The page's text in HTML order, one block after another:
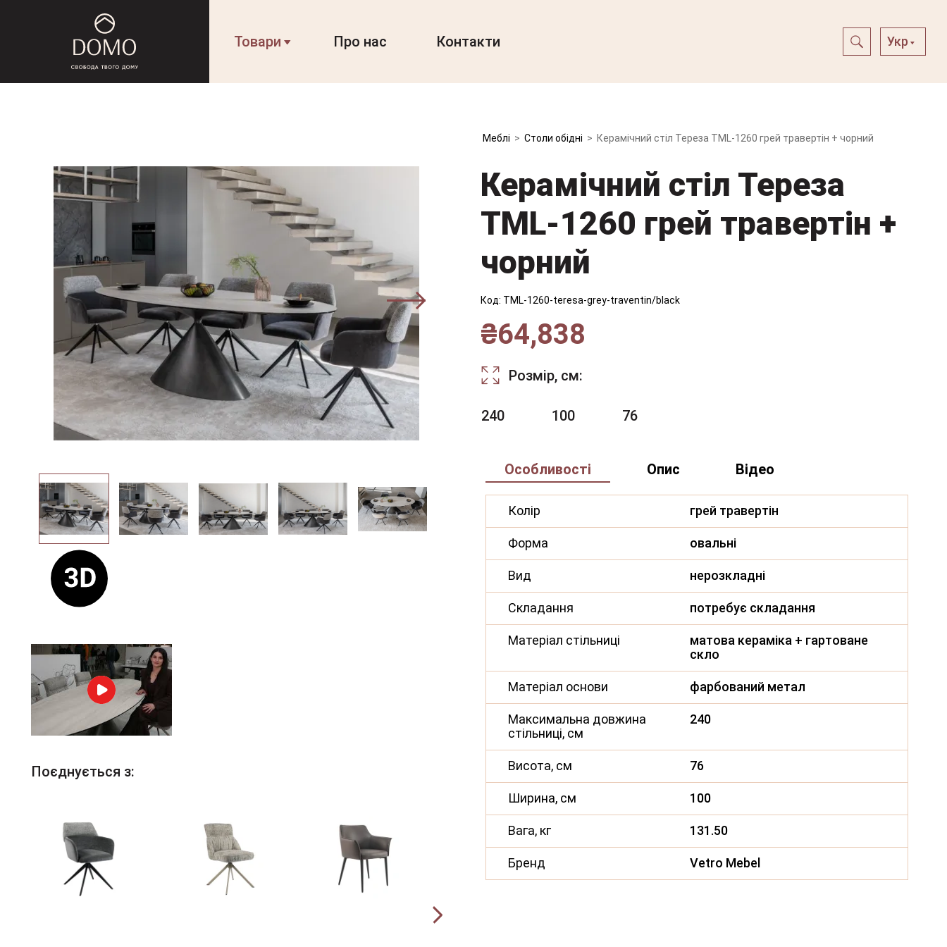
Товари Про нас Контакти Укр
Меблі > Столи обідні > Керамічний стіл Тереза TML-1260 грей травертін + чорний
Керамічний стіл Тереза
TML-1260 грей травертін +
чорний
Код: TML-1260-teresa-grey-traventin/black
₴64,838
Розмір, см:
240 100 76
Особливості Опис Відео
Колір грей травертін
Форма овальні
Вид нерозкладні
Складання потребує складання
Матеріал стільниці
матова кераміка + гартоване
скло
Матеріал основи фарбований метал
Максимальна довжина
стільниці, см
240
Висота, см 76
Ширина, см 100
Вага, кг 131.50
Бренд Vetro Mebel
Поєднується з: